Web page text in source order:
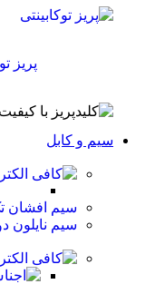
پریز
سیم و کابل
سیم افشان
سیم نایلون